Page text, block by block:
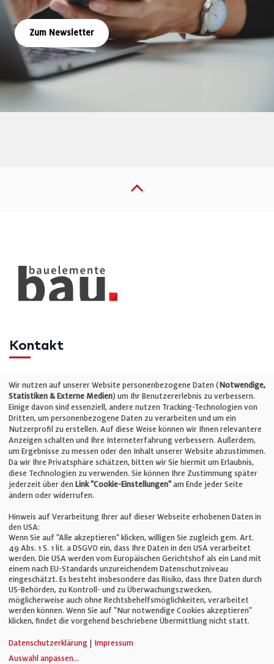
Zum Newsletter
Kontakt
Telefon: +49 (0)711 2585563-0
E-Mail:info@bauelemente-bau.eu
Unternehmen
Impressum
Cookie-Einstellungen
AGB
© Verlag für Fachpublizistik GmbH
Wir nutzen auf unserer Website personenbezogene Daten (Notwendige,
Statistiken & Externe Medien) um Ihr Benutzererlebnis zu verbessern.
Einige davon sind essenziell, andere nutzen Tracking-Technologien von
Dritten, um personenbezogene Daten zu verarbeiten und um ein
Nutzerprofil zu erstellen. Auf diese Weise können wir Ihnen relevantere
Anzeigen schalten und Ihre Interneterfahrung verbessern. Außerdem,
um Ergebnisse zu messen oder den Inhalt unserer Website abzustimmen.
Da wir Ihre Privatsphäre schätzen, bitten wir Sie hiermit um Erlaubnis,
diese Technologien zu verwenden. Sie können Ihre Zustimmung später
jederzeit über den Link "Cookie-Einstellungen" am Ende jeder Seite
ändern oder widerrufen.
Hinweis auf Verarbeitung Ihrer auf dieser Webseite erhobenen Daten in
den USA:
Wenn Sie auf "Alle akzeptieren" klicken, willigen Sie zugleich gem. Art.
49 Abs. 1 S. 1 lit. a DSGVO ein, dass Ihre Daten in den USA verarbeitet
werden. Die USA werden vom Europäischen Gerichtshof als ein Land mit
einem nach EU-Standards unzureichendem Datenschutzniveau
eingeschätzt. Es besteht insbesondere das Risiko, dass Ihre Daten durch
US-Behörden, zu Kontroll- und zu Überwachungszwecken,
möglicherweise auch ohne Rechtsbehelfsmöglichkeiten, verarbeitet
werden können. Wenn Sie auf "Nur notwendige Cookies akzeptieren"
klicken, findet die vorgehend beschriebene Übermittlung nicht statt.
Datenschutzerklärung
Impressum
Auswahl anpassen...